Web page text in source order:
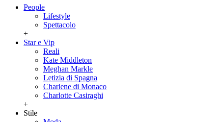
People
Lifestyle
Spettacolo
+
Star e Vip
Reali
Kate Middleton
Meghan Markle
Letizia di Spagna
Charlene di Monaco
Charlotte Casiraghi
+
Stile